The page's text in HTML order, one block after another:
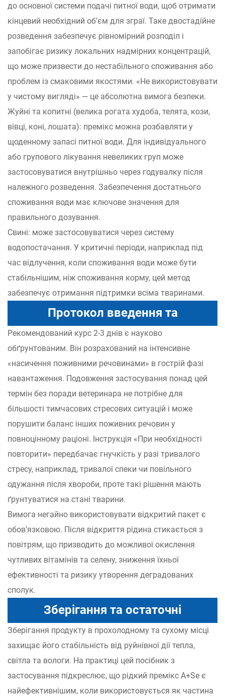
до основної системи подачі питної води, щоб отримати
кінцевий необхідний об’єм для зграї. Таке двостадійне
розведення забезпечує рівномірний розподіл і
запобігає ризику локальних надмірних концентрацій,
що може призвести до нестабільного споживання або
проблем із смаковими якостями. «Не використовувати
у чистому вигляді» — це абсолютна вимога безпеки.
Жуйні та копитні (велика рогата худоба, телята, кози,
вівці, коні, лошата): премікс можна розбавляти у
щоденному запасі питної води. Для індивідуального
або групового лікування невеликих груп може
застосовуватися внутрішньо через годувалку після
належного розведення. Забезпечення достатнього
споживання води має ключове значення для
правильного дозування.
Свині: може застосовуватися через систему
водопостачання. У критичні періоди, наприклад під
час відлучення, коли споживання води може бути
стабільнішим, ніж споживання корму, цей метод
забезпечує отримання підтримки всіма тваринами.
Протокол введення та
обґрунтування
Рекомендований курс 2-3 днів є науково
обґрунтованим. Він розрахований на інтенсивне
«насичення поживними речовинами» в гострій фазі
навантаження. Подовження застосування понад цей
термін без поради ветеринара не потрібне для
більшості тимчасових стресових ситуацій і може
порушити баланс інших поживних речовин у
повноцінному раціоні. Інструкція «При необхідності
повторити» передбачає гнучкість у разі тривалого
стресу, наприклад, тривалої спеки чи повільного
одужання після хвороби, проте такі рішення мають
ґрунтуватися на стані тварини.
Вимога негайно використовувати відкритий пакет є
обов’язковою. Після відкриття рідина стикається з
повітрям, що призводить до можливої окислення
чутливих вітамінів та селену, зниження їхньої
ефективності та ризику утворення деградованих
сполук.
Зберігання та остаточні
рекомендації щодо найкращих
практик
Зберігання продукту в прохолодному та сухому місці
захищає його стабільність від руйнівної дії тепла,
світла та вологи. На практиці цей посібник з
застосування підкреслює, що рідкий премікс A+Se є
найефективнішим, коли використовується як частина